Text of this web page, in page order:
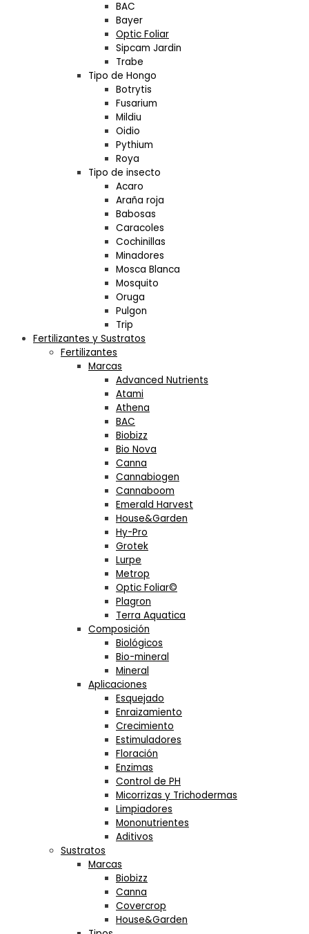
BAC
Bayer
Optic Foliar
Sipcam Jardin
Trabe
Tipo de Hongo
Botrytis
Fusarium
Mildiu
Oidio
Pythium
Roya
Tipo de insecto
Acaro
Araña roja
Babosas
Caracoles
Cochinillas
Minadores
Mosca Blanca
Mosquito
Oruga
Pulgon
Trip
Fertilizantes y Sustratos
Fertilizantes
Marcas
Advanced Nutrients
Atami
Athena
BAC
Biobizz
Bio Nova
Canna
Cannabiogen
Cannaboom
Emerald Harvest
House&Garden
Hy-Pro
Grotek
Lurpe
Metrop
Optic Foliar©
Plagron
Terra Aquatica
Composición
Biológicos
Bio-mineral
Mineral
Aplicaciones
Esquejado
Enraizamiento
Crecimiento
Estimuladores
Floración
Enzimas
Control de PH
Micorrizas y Trichodermas
Limpiadores
Mononutrientes
Aditivos
Sustratos
Marcas
Biobizz
Canna
Covercrop
House&Garden